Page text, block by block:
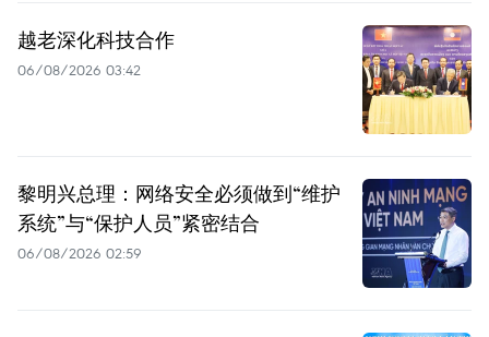
越老深化科技合作
06/08/2026 03:42
黎明兴总理：网络安全必须做到“维护
系统”与“保护人员”紧密结合
06/08/2026 02:59